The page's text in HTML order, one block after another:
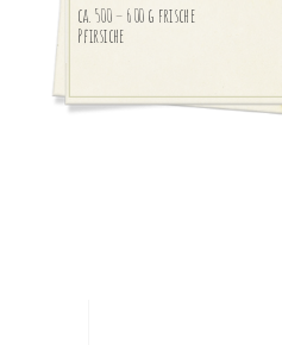
ca. 500 – 600 g frische
Pfirsiche